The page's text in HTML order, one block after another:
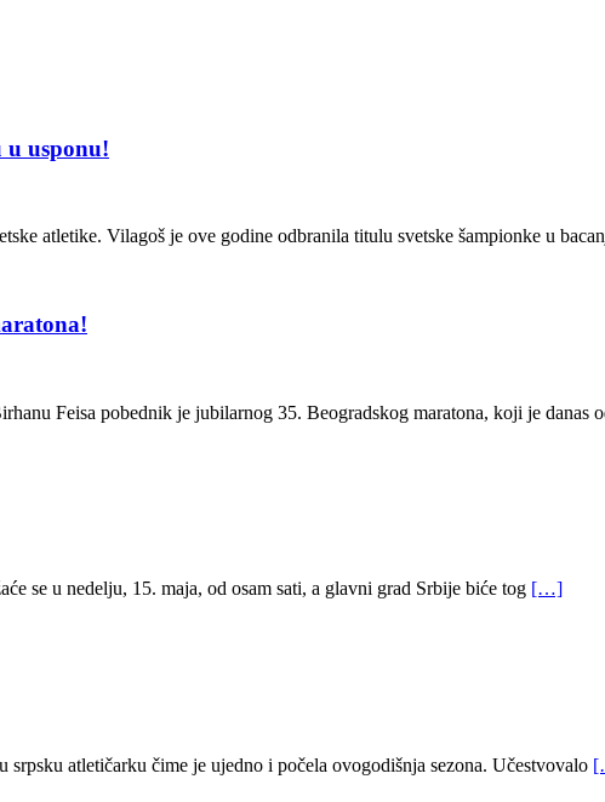
u usponu!
atletike. Vilagoš je ove godine odbranila titulu svetske šampionke u
Feisa pobednik je jubilarnog 35. Beogradskog maratona, koji je danas
se u nedelju, 15. maja, od osam sati, a glavni grad Srbije biće tog […]
atletičarku čime je ujedno i počela ovogodišnja sezona. Učestvovalo